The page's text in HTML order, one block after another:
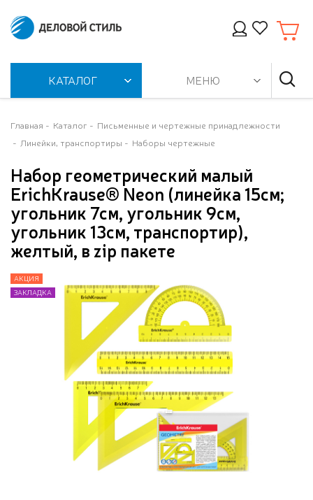
КАТАЛОГ МЕНЮ
Главная Каталог
Письменные и чертежные принадлежности
Линейки, транспортиры
Наборы чертежные
Набор геометрический малый
ErichKrause® Neon (линейка 15см;
угольник 7см, угольник 9см,
угольник 13см, транспортир),
желтый, в zip пакете
АКЦИЯ
ЗАКЛАДКА
АКЦИЯ
ЗАКЛАДКА